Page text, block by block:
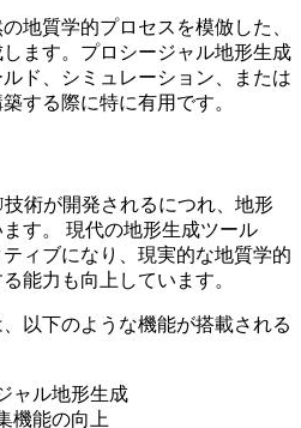
地質学的プロセスを模倣した、
ます。プロシージャル地形生成
ド、シミュレーション、または
する際に特に有用です。
術が開発されるにつれ、地形
す。 現代の地形生成ツール
ィブになり、現実的な地質学的
能力も向上しています。
以下のような機能が搭載される
ャル地形生成
機能の向上